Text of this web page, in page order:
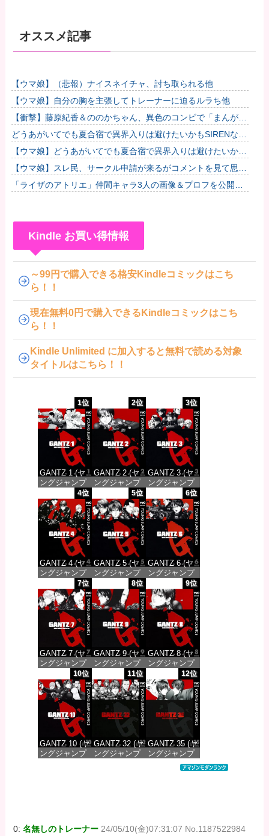
オススメ記事
【ウマ娘】（悲報）ナイスネイチャ、討ち取られる他
【ウマ娘】自分の胸を主張してトレーナーに迫るルラち他
【衝撃】藤原紀香＆ののかちゃん、異色のコンビで「まんが日
本昔ばなし」を舞台化してしまう
どうあがいてでも夏合宿で異界入りは避けたいかもSIRENなゴ
ルシちゃん達
【ウマ娘】どうあがいてでも夏合宿で異界入りは避けたいかも
SIRENなゴルシちゃん達
【ウマ娘】スレ民、サークル申請が来るがコメントを見て思わ
ず拒否してしまう
「ライザのアトリエ」仲間キャラ3人の画像＆プロフを公開！
Kindle お買い得情報
～99円で購入できる格安Kindleコミックはこち
ら！！
現在無料0円で購入できるKindleコミックはこち
ら！！
Kindle Unlimited に加入すると無料で読める対象
タイトルはこちら！！
1位
GANTZ 1 (ヤ
ングジャンプ
コミックス
DIGITAL)
価格：¥100
2位
GANTZ 2 (ヤ
ングジャンプ
コミックス
DIGITAL)
価格：¥100
3位
GANTZ 3 (ヤ
ングジャンプ
コミックス
DIGITAL)
価格：¥100
4位
GANTZ 4 (ヤ
ングジャンプ
コミックス
DIGITAL)
価格：¥100
5位
GANTZ 5 (ヤ
ングジャンプ
コミックス
DIGITAL)
価格：¥100
6位
GANTZ 6 (ヤ
ングジャンプ
コミックス
DIGITAL)
価格：¥100
7位
GANTZ 7 (ヤ
ングジャンプ
コミックス
DIGITAL)
価格：¥100
8位
GANTZ 9 (ヤ
ングジャンプ
コミックス
DIGITAL)
価格：¥100
9位
GANTZ 8 (ヤ
ングジャンプ
コミックス
DIGITAL)
価格：¥100
10位
GANTZ 10 (ヤ
ングジャンプ
11位
GANTZ 32 (ヤ
ングジャンプ
12位
GANTZ 35 (ヤ
ングジャンプ
コミックス
0:名無しのトレーナー 24/05/10(金)07:31:07 No.1187522984